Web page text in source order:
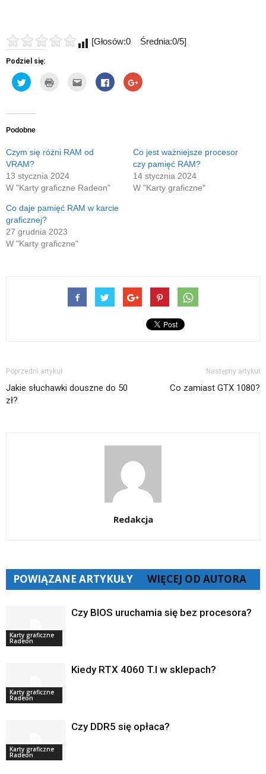
[Głosów:0 Średnia:0/5]
Podziel się:
Udostępnij
na
nowym
Kliknij
wydrukować(Otwiera
Kliknij,
wysłać
w
nowym
Click
to
share
Click
to
Podobne
Czym się różni RAM od
VRAM?
13 stycznia 2024
W "Karty graficzne Radeon"
Co jest ważniejsze procesor
czy pamięć RAM?
14 stycznia 2024
W "Karty graficzne"
Co daje pamięć RAM w karcie
graficznej?
27 grudnia 2023
W "Karty graficzne"
Poprzedni artykuł
Jakie słuchawki douszne do 50
zł?
Następny artykuł
Co zamiast GTX 1080?
Redakcja
POWIĄZANE ARTYKUŁY WIĘCEJ OD AUTORA
Karty graficzne
Radeon
Czy BIOS uruchamia się bez procesora?
Karty graficzne
Radeon
Kiedy RTX 4060 T.I w sklepach?
Karty graficzne
Radeon
Czy DDR5 się opłaca?